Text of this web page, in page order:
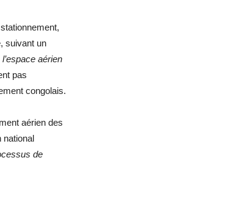
suivant un
aérien
pas
congolais.
aérien des
national
de